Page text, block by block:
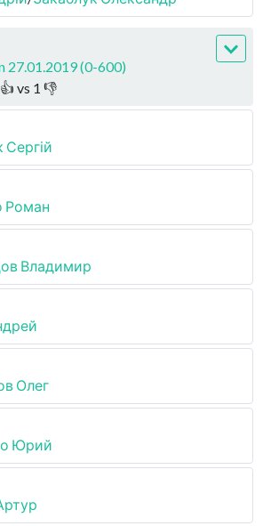
27.01.2019 (0-600)
👍 vs 1 👎
Роман
Владимир
Олег
Юрий